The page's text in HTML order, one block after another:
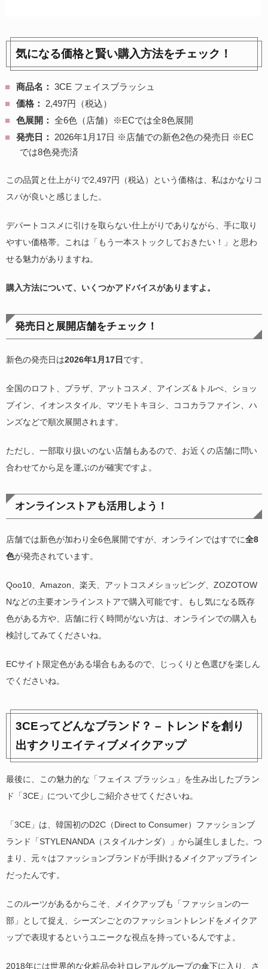
気になる価格と賢い購入方法をチェック！
商品名： 3CE フェイスブラッシュ
価格：
2,497円（税込）
色展開： 全6色（店舗）※ECでは全8色展開
発売日：
2026年1月17日 ※店舗での新色2色の発売日 ※EC
では8色発売済
この品質と仕上がりで2,497円（税込）という価格は、私はかなりコ
スパが良いと感じました。
デパートコスメに引けを取らない仕上がりでありながら、手に取り
やすい価格帯。これは「もう一本ストックしておきたい！」と思わ
せる魅力がありますね。
購入方法について、いくつかアドバイスがありますよ。
発売日と展開店舗をチェック！
新色の発売日は2026年1月17日です。
全国のロフト、プラザ、アットコスメ、アインズ＆トルぺ、ショッ
プイン、イオンスタイル、マツモトキヨシ、ココカラファイン、ハ
ンズなどで順次展開されます。
ただし、一部取り扱いのない店舗もあるので、お近くの店舗に問い
合わせてから足を運ぶのが確実ですよ。
オンラインストアも活用しよう！
店舗では新色が加わり全6色展開ですが、オンラインではすでに全8
色が発売されています。
Qoo10、Amazon、楽天、アットコスメショッピング、ZOZOTOW
Nなどの主要オンラインストアで購入可能です。もし気になる既存
色がある方や、店舗に行く時間がない方は、オンラインでの購入も
検討してみてくださいね。
ECサイト限定色がある場合もあるので、じっくりと色選びを楽しん
でくださいね。
3CEってどんなブランド？ – トレンドを創り
出すクリエイティブメイクアップ
最後に、この魅力的な「フェイス ブラッシュ」を生み出したブラン
ド「3CE」について少しご紹介させてくださいね。
「3CE」は、韓国初のD2C（Direct to Consumer）ファッションブ
ランド「STYLENANDA（スタイルナンダ）」から誕生しました。つ
まり、元々はファッションブランドが手掛けるメイクアップライン
だったんです。
このルーツがあるからこそ、メイクアップも「ファッションの一
部」として捉え、シーズンごとのファッショントレンドをメイクア
ップで表現するというユニークな視点を持っているんですよ。
2018年には世界的な化粧品会社ロレアルグループの傘下に入り、さ